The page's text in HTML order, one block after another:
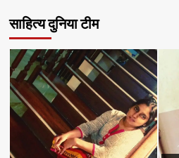
साहित्य दुनिया टीम